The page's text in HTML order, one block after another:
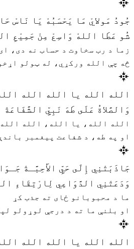
جُودُ مَولايْ مَا يَحْسَبُهْ يَا نَاسْ
شُو عَطَا اللهْ وَاسِعْ مِنْ جَمِيْعِ
زما د رب سخاوت د حساب نه دی،
څه چې الله ورکړي، له ټولو
الله الله يا الله الله
وَالصَّلاةُ عَلَى طَهَ نَبِيِّ الشَّفَاعَةْ
الله الله، یا الله، الله
او په طه، د شفاعت پیغمبر
جَاذَبَتْنِي إِلَى حَيِّ الأَحِبَّـةْ
وَدَعَتْنِي الدَّوَاعِي لِارْتِقَاءِ
ما د محبوبانو ځای ته جذب کړ
او بلنې ما ته د درجې لوړولو
الله الله يا الله الله